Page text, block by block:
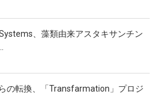
、藻類由来アスタキサンチン
の転換、「Transfarmation」プロジ